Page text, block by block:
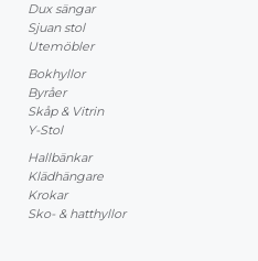
Dux sängar
Sjuan stol
Utemöbler
Bokhyllor
Byråer
Skåp & Vitrin
Y-Stol
Hallbänkar
Klädhängare
Krokar
Sko- & hatthyllor